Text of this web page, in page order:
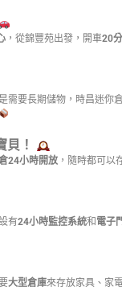
，從錦豐苑出發，開車20
需要長期儲物，時昌迷你
貝！
24小時開放 ，隨時都可以
有24小時監控系統和 電子
大型倉庫來存放家具、家